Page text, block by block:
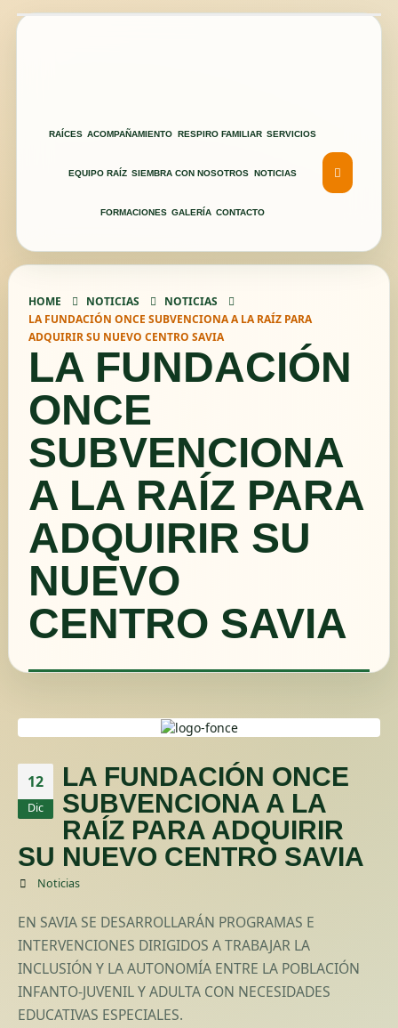
RAÍCES ACOMPAÑAMIENTO RESPIRO FAMILIAR SERVICIOS
EQUIPO RAÍZ SIEMBRA CON NOSOTROS NOTICIAS
FORMACIONES GALERÍA CONTACTO
HOME NOTICIAS
NOTICIAS
LA FUNDACIÓN ONCE SUBVENCIONA A LA RAÍZ PARA
ADQUIRIR SU NUEVO CENTRO SAVIA
LA FUNDACIÓN
ONCE
SUBVENCIONA
A LA RAÍZ PARA
ADQUIRIR SU
NUEVO
CENTRO SAVIA
12
Dic
LA FUNDACIÓN ONCE
SUBVENCIONA A LA
RAÍZ PARA ADQUIRIR
SU NUEVO CENTRO SAVIA
Noticias
EN SAVIA SE DESARROLLARÁN PROGRAMAS E
INTERVENCIONES DIRIGIDOS A TRABAJAR LA
INCLUSIÓN Y LA AUTONOMÍA ENTRE LA POBLACIÓN
INFANTO-JUVENIL Y ADULTA CON NECESIDADES
EDUCATIVAS ESPECIALES.